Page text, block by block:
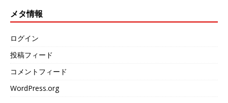
メタ情報
ログイン
投稿フィード
コメントフィード
WordPress.org